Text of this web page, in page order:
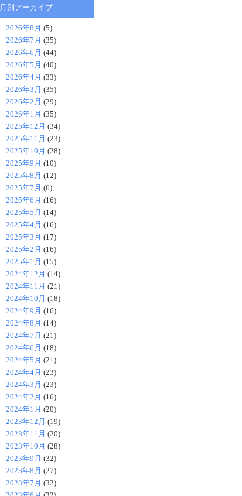
月別アーカイブ
2026年8月 (5)
2026年7月 (35)
2026年6月 (44)
2026年5月 (40)
2026年4月 (33)
2026年3月 (35)
2026年2月 (29)
2026年1月 (35)
2025年12月 (34)
2025年11月 (23)
2025年10月 (28)
2025年9月 (10)
2025年8月 (12)
2025年7月 (6)
2025年6月 (16)
2025年5月 (14)
2025年4月 (16)
2025年3月 (17)
2025年2月 (16)
2025年1月 (15)
2024年12月 (14)
2024年11月 (21)
2024年10月 (18)
2024年9月 (16)
2024年8月 (14)
2024年7月 (21)
2024年6月 (18)
2024年5月 (21)
2024年4月 (23)
2024年3月 (23)
2024年2月 (16)
2024年1月 (20)
2023年12月 (19)
2023年11月 (20)
2023年10月 (28)
2023年9月 (32)
2023年8月 (27)
2023年7月 (32)